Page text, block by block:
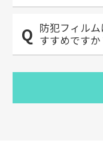
防犯フィル
すすめですか